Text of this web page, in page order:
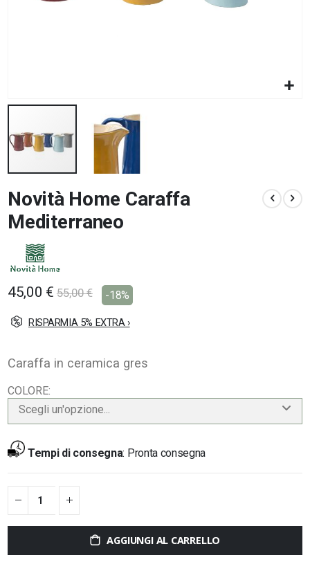
all'inizio
della
galleria
immagini
Novità Home Caraffa
Mediterraneo
45,00 € 55,00 € -18%
RISPARMIA 5% EXTRA ›
Caraffa in ceramica gres
COLORE
Scegli un'opzione...
Tempi di consegna: Pronta consegna
AGGIUNGI AL CARRELLO